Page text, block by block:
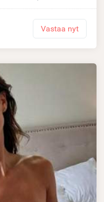
Vastaa nyt